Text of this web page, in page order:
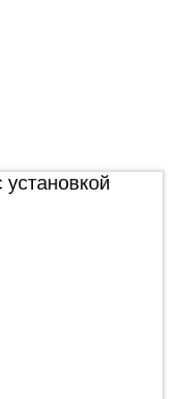
установкой